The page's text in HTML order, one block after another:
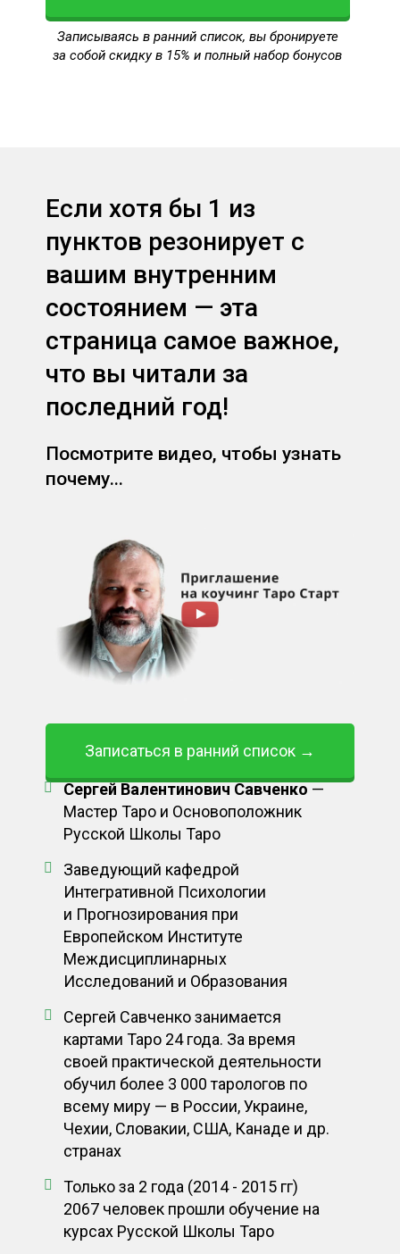
Записываясь в ранний список, вы бронируете
за собой скидку в 15% и полный набор бонусов
Если хотя бы 1 из
пунктов резонирует с
вашим внутренним
состоянием — эта
страница самое важное,
что вы читали за
последний год!
Посмотрите видео, чтобы узнать
почему...
Записаться в ранний список →
Сергей Валентинович Савченко —
Мастер Таро и Основоположник
Русской Школы Таро
Заведующий кафедрой
Интегративной Психологии
и Прогнозирования при
Европейском Институте
Междисциплинарных
Исследований и Образования
Сергей Савченко занимается
картами Таро 24 года. За время
своей практической деятельности
обучил более 3 000 тарологов по
всему миру — в России, Украине,
Чехии, Словакии, США, Канаде и др.
странах
Только за 2 года (2014 - 2015 гг)
2067 человек прошли обучение на
курсах Русской Школы Таро